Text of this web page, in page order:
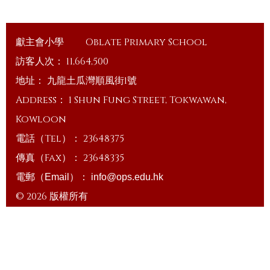
獻主會小學
Oblate Primary School
訪客人次： 11,664,500
地址： 九龍土瓜灣順風街1號
Address： 1 Shun Fung Street, Tokwawan,
Kowloon
電話（Tel）： 23648375
傳真（Fax）： 23648335
電郵（Email）： info@ops.edu.hk
© 2026 版權所有